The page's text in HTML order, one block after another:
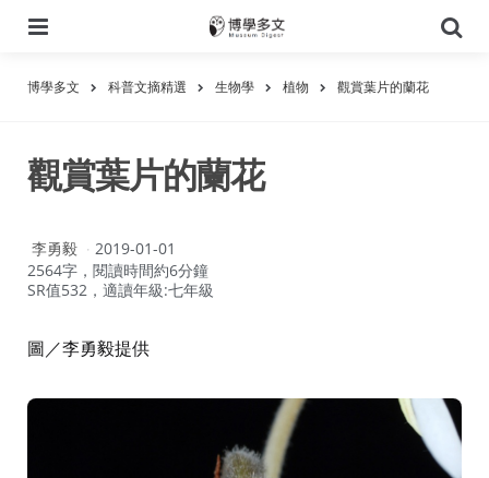
尋
博學多文 科普文摘精選 生物學 植物 觀賞葉片的蘭花
觀賞葉片的蘭花
作
者：
李勇毅
2019-01-01
2564字，閱讀時間約6分鐘
SR值532，適讀年級:七年級
圖／李勇毅提供